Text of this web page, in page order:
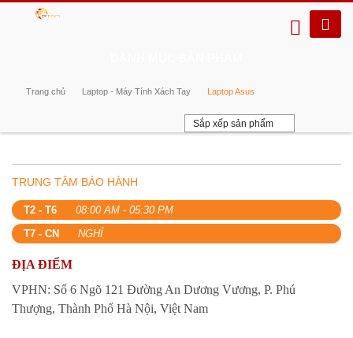
Trang chủ Laptop - Máy Tính Xách Tay Laptop Asus
Sắp xếp sản phẩm
TRUNG TÂM BẢO HÀNH
T2 - T6
08:00 AM - 05:30 PM
T7 - CN
NGHỈ
ĐỊA ĐIỂM
VPHN: Số 6 Ngõ 121 Đường An Dương Vương, P. Phú
Thượng, Thành Phố Hà Nội, Việt Nam